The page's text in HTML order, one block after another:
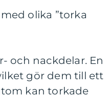
olika ”torka
och nackdelar. En
gör dem till ett
kan torkade